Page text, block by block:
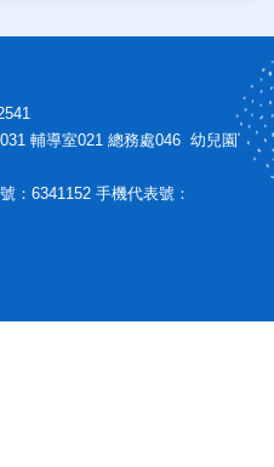
輔導室021 總務處046 幼兒園
：6341152 手機代表號：